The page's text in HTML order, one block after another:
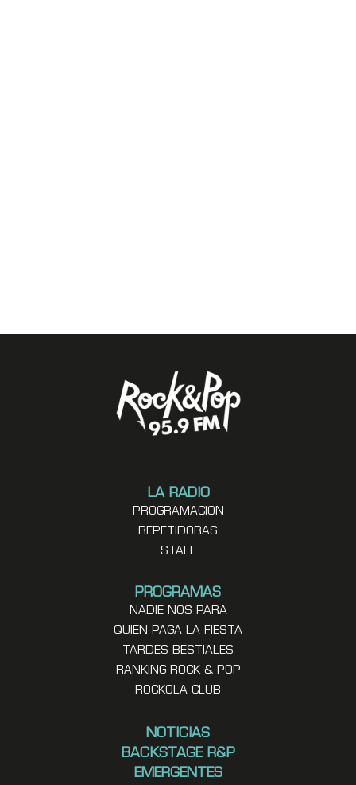
LA RADIO
PROGRAMACION
REPETIDORAS
STAFF
PROGRAMAS
NADIE NOS PARA
QUIEN PAGA LA FIESTA
TARDES BESTIALES
RANKING ROCK & POP
ROCKOLA CLUB
NOTICIAS
BACKSTAGE R&P
EMERGENTES